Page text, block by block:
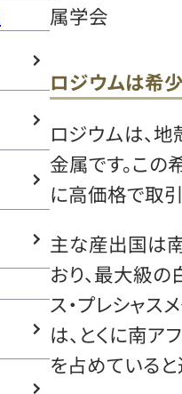
属学会
ロジウムは希
ロジウムは、
金属です。この
に高価格で取
主な産出国は
おり、最大級
ス・プレシャス
は、とくに南
を占めていると